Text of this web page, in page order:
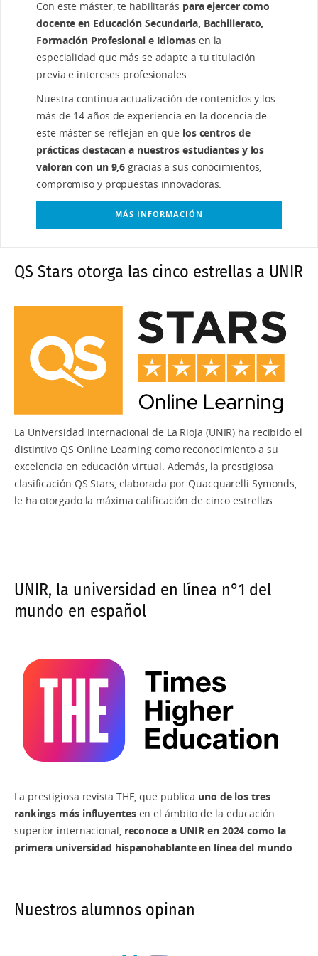
Química en Educación Secundaria y Bachillerato
Máster Universitario en Didáctica de la Biología y la
Geología en en Educación Secundaria y Bachillerato
la Historia en Educación Secundaria y Bachillerato
Máster Universitario en Didáctica de la Lengua en
Educación Infantil y Primaria
Máster Universitario en Didáctica de las
Matemáticas en Educación Infantil y Primaria
Máster Universitario en Docencia Superior
Máster Universitario en Educación Ambiental para
Máster Universitario en Enfermería Escolar
Máster Universitario en Marketing Educativo
Máster Universitario en Pedagogía Musical
Máster Universitario en Investigación Musical
Máster Universitario en Musicología
Máster Universitario en Retórica y Oratoria
Con este máster, te habilitarás para ejercer como
docente en Educación Secundaria, Bachillerato,
Formación Profesional e Idiomas en la
especialidad que más se adapte a tu titulación
previa e intereses profesionales.
Nuestra continua actualización de contenidos y los
más de 14 años de experiencia en la docencia de
este máster se reflejan en que los centros de
prácticas destacan a nuestros estudiantes y los
valoran con un 9,6 gracias a sus conocimientos,
compromiso y propuestas innovadoras.
MÁS INFORMACIÓN
QS Stars otorga las cinco estrellas a UNIR
La Universidad Internacional de La Rioja (UNIR) ha recibido el
distintivo QS Online Learning como reconocimiento a su
excelencia en educación virtual. Además, la prestigiosa
clasificación QS Stars, elaborada por Quacquarelli Symonds,
le ha otorgado la máxima calificación de cinco estrellas.
UNIR, la universidad en línea n°1 del
mundo en español
La prestigiosa revista THE, que publica uno de los tres
rankings más influyentesen el ámbito de la educación
superior internacional, reconoce a UNIR en 2024 como la
primera universidad hispanohablante en línea del mundo.
Nuestros alumnos opinan